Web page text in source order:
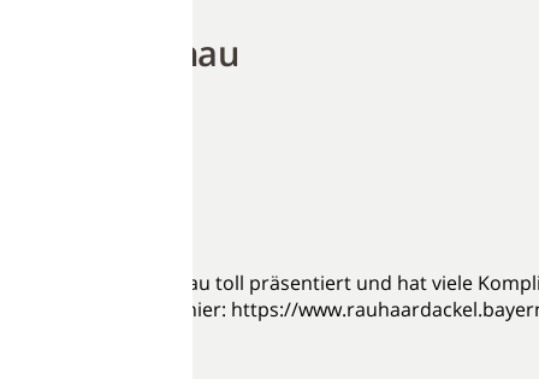
| Zuchtschau
ersten Zuchtschau toll präsentiert und hat viele
von Coco gibt es hier: https://